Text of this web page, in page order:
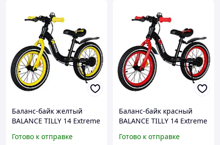
Баланс-байк желтый
BALANCE TILLY 14 Extreme
Готово к отправке
Баланс-байк красный
BALANCE TILLY 14 Extreme
Готово к отправке